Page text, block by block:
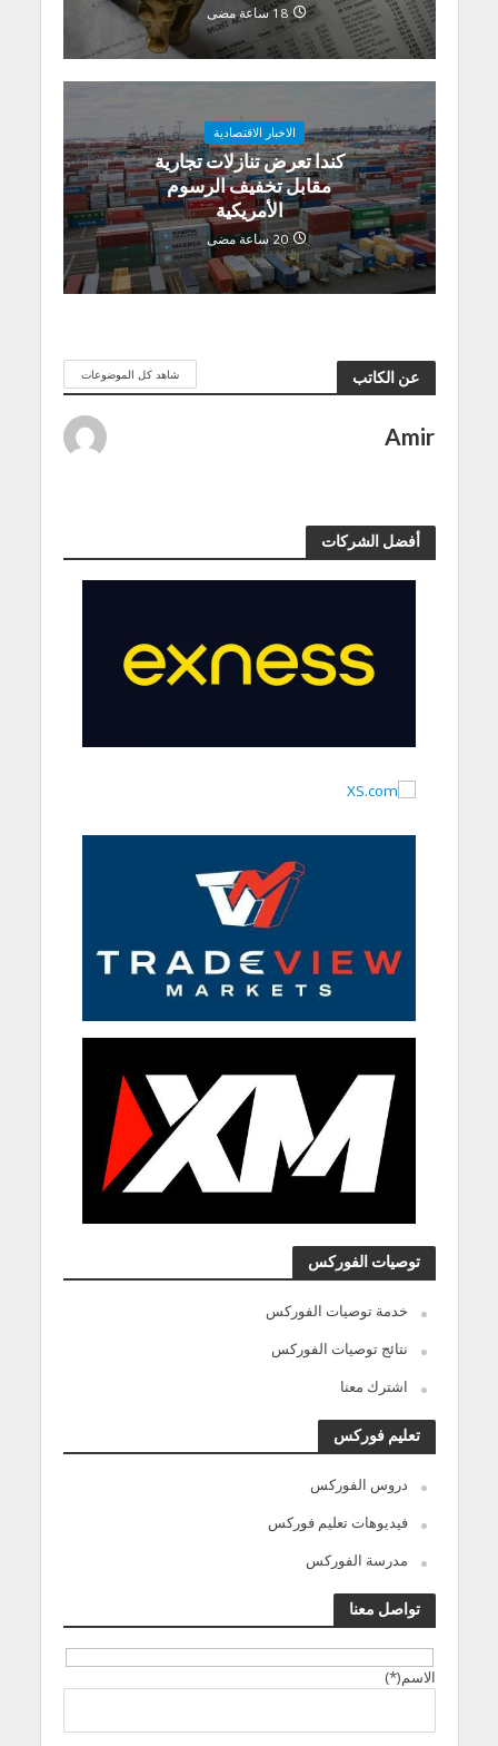
18 ساعة مضى
الاخبار الاقتصادية
كندا تعرض تنازلات تجارية
مقابل تخفيف الرسوم
الأمريكية
20 ساعة مضى
عن الكاتب شاهد كل الموضوعات
Amir
أفضل الشركات
توصيات الفوركس
خدمة توصيات الفوركس
نتائج توصيات الفوركس
اشترك معنا
تعليم فوركس
دروس الفوركس
فيديوهات تعليم فوركس
مدرسة الفوركس
تواصل معنا
الاسم(*)